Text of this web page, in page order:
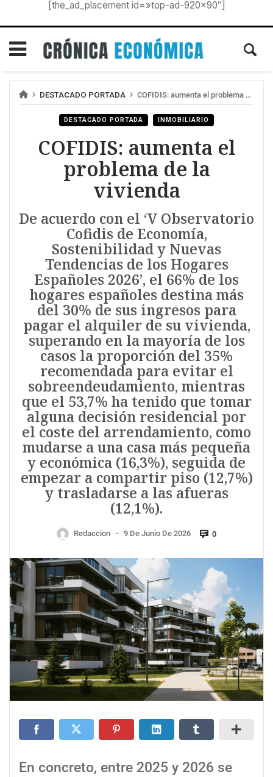
[the_ad_placement id=»top-ad-920×90″]
DESTACADO PORTADA COFIDIS: aumenta el problema de la vivienda
DESTACADO PORTADA INMOBILIARIO
COFIDIS: aumenta el
problema de la
vivienda
De acuerdo con el ‘V Observatorio
Cofidis de Economía,
Sostenibilidad y Nuevas
Tendencias de los Hogares
Españoles 2026’, el 66% de los
hogares españoles destina más
del 30% de sus ingresos para
pagar el alquiler de su vivienda,
superando en la mayoría de los
casos la proporción del 35%
recomendada para evitar el
sobreendeudamiento, mientras
que el 53,7% ha tenido que tomar
alguna decisión residencial por
el coste del arrendamiento, como
mudarse a una casa más pequeña
y económica (16,3%), seguida de
empezar a compartir piso (12,7%)
y trasladarse a las afueras
(12,1%).
Redaccion — 9 De Junio De 2026 0
En concreto, entre 2025 y 2026 se